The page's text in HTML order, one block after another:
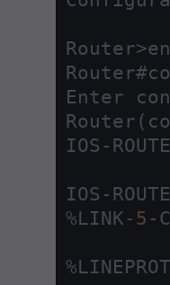
Router>en
Enter
IOS -
IOS -
%LINK -5 -
%